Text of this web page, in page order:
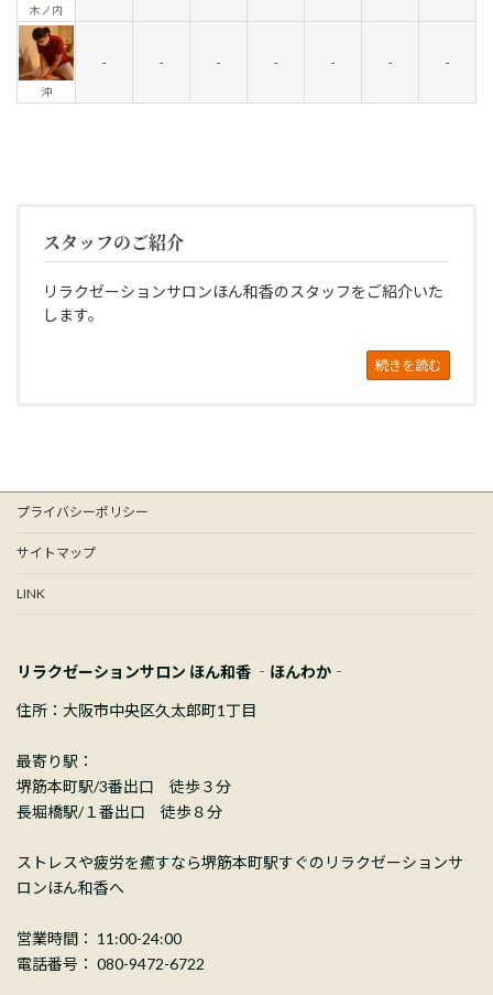
木ノ内
沖
- - - - - - -
スタッフのご紹介
リラクゼーションサロンほん和香のスタッフをご紹介いた
します。
続きを読む
プライバシーポリシー
サイトマップ
LINK
リラクゼーションサロン ほん和香 ‐ほんわか‐
住所：大阪市中央区久太郎町1丁目
最寄り駅：
堺筋本町駅/3番出口 徒歩３分
長堀橋駅/１番出口 徒歩８分
ストレスや疲労を癒すなら堺筋本町駅すぐのリラクゼーションサ
ロンほん和香へ
営業時間： 11:00-24:00
電話番号： 080-9472-6722